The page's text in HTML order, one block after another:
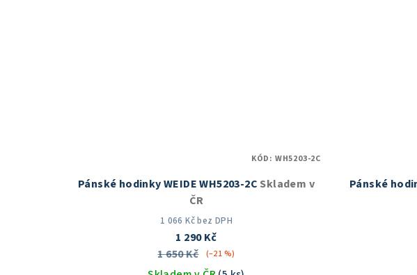
Pánské hodinky WEIDE WH5203-2C Skladem v
ČR
1 066 Kč bez DPH
1 290 Kč
1 650 Kč
(–21 %)
KÓD: WH5203-2C
Pánské